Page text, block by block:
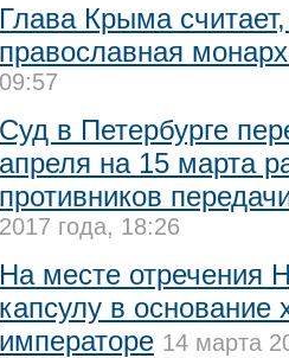
Глава Крыма
православная
09:57
Суд в Петербурге
апреля на 15 марта
противников
2017 года, 18:26
На месте отречения
капсулу в
императоре 14 марта